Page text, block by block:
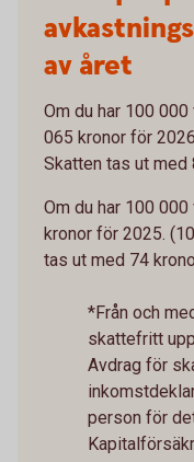
av året
Om du har 100
065 kronor för
Skatten tas ut med
Om du har 100
kronor för 2025.
tas ut med 74
*Från och
skattefritt
Avdrag för
person för